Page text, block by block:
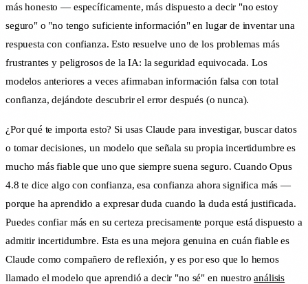
más honesto — específicamente, más dispuesto a decir "no estoy
seguro" o "no tengo suficiente información" en lugar de inventar una
respuesta con confianza. Esto resuelve uno de los problemas más
frustrantes y peligrosos de la IA: la seguridad equivocada. Los
modelos anteriores a veces afirmaban información falsa con total
confianza, dejándote descubrir el error después (o nunca).
¿Por qué te importa esto? Si usas Claude para investigar, buscar datos
o tomar decisiones, un modelo que señala su propia incertidumbre es
mucho más fiable que uno que siempre suena seguro. Cuando Opus
4.8 te dice algo con confianza, esa confianza ahora significa más —
porque ha aprendido a expresar duda cuando la duda está justificada.
Puedes confiar más en su certeza precisamente porque está dispuesto a
admitir incertidumbre. Esta es una mejora genuina en cuán fiable es
Claude como compañero de reflexión, y es por eso que lo hemos
llamado el modelo que aprendió a decir "no sé" en nuestroanálisis